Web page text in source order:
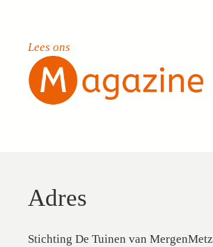
Lees ons
Adres
Stichting De Tuinen van MergenMetz